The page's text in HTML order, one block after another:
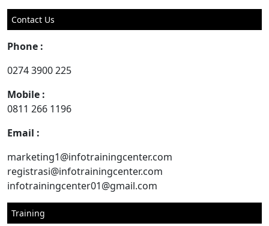
Contact Us
Phone :
0274 3900 225
Mobile :
0811 266 1196
Email :
marketing1@infotrainingcenter.com
registrasi@infotrainingcenter.com
infotrainingcenter01@gmail.com
Training